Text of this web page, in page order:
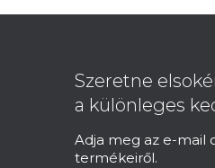
Szeretne
a különleges
Adja meg az e-mail
termékeiről.